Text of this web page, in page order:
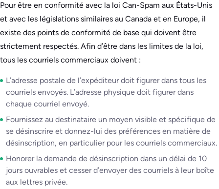
Pour être en conformité avec la loi Can-Spam aux États-Unis
et avec les législations similaires au Canada et en Europe, il
existe des points de conformité de base qui doivent être
strictement respectés. Afin d’être dans les limites de la loi,
tous les courriels commerciaux doivent :
L’adresse postale de l’expéditeur doit figurer dans tous les
courriels envoyés. L’adresse physique doit figurer dans
chaque courriel envoyé.
Fournissez au destinataire un moyen visible et spécifique de
se désinscrire et donnez-lui des préférences en matière de
désinscription, en particulier pour les courriels commerciaux.
Honorer la demande de désinscription dans un délai de 10
jours ouvrables et cesser d’envoyer des courriels à leur boîte
aux lettres privée.